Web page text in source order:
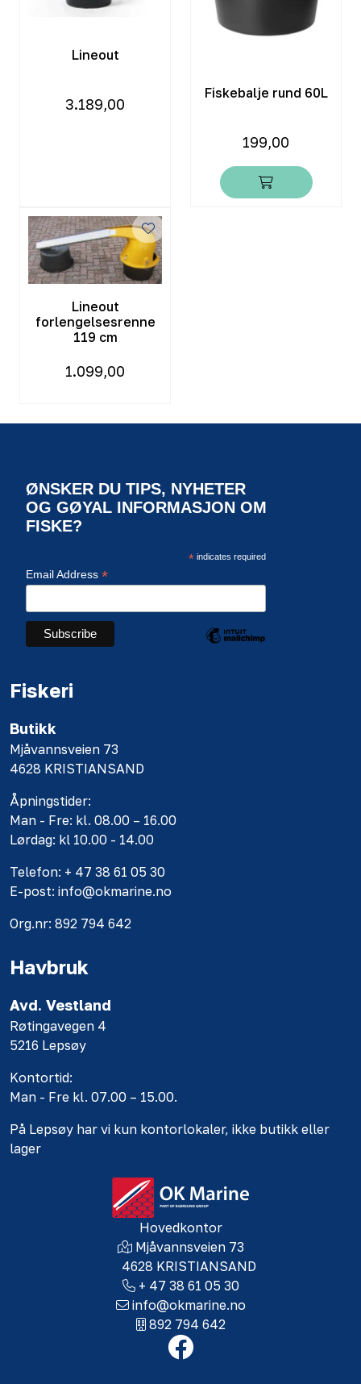
Lineout
3.189,00
Fiskebalje rund 60L
199,00
Lineout
forlengelsesrenne
119 cm
1.099,00
ØNSKER DU TIPS, NYHETER
OG GØYAL INFORMASJON OM
FISKE?
*indicates required
Email Address *
Fiskeri
Butikk
Mjåvannsveien 73
4628 KRISTIANSAND
Åpningstider:
Man - Fre: kl. 08.00 – 16.00
Lørdag: kl 10.00 - 14.00
Telefon: + 47 38 61 05 30
E-post: info@okmarine.no
Org.nr: 892 794 642
Havbruk
Avd. Vestland
Røtingavegen 4
5216 Lepsøy
Kontortid:
Man - Fre kl. 07.00 – 15.00.
På Lepsøy har vi kun kontorlokaler, ikke butikk eller
lager
Hovedkontor
Mjåvannsveien 73
4628 KRISTIANSAND
+ 47 38 61 05 30
info@okmarine.no
892 794 642